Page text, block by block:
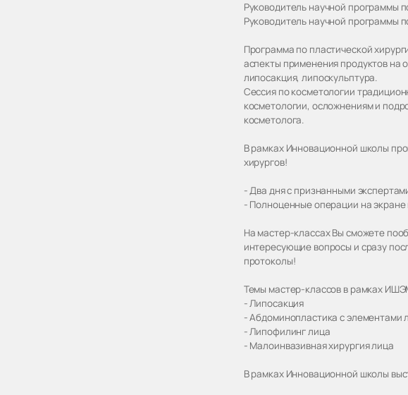
Руководитель научной программы
Руководитель научной программы
Программа по пластической
аспекты применения продуктов на
липосакция, липоскульптура.
Сессия по косметологии
косметологии, осложнениям и
косметолога.
В рамках Инновационной школы
хирургов!
- Два дня с признанными
- Полноценные операции на
На мастер-классах Вы сможете
интересующие вопросы и сразу
протоколы!
Темы мастер-классов в рамках
- Липосакция
- Абдоминопластика с элементами
- Липофилинг лица
- Малоинвазивная хирургия лица
В рамках Инновационной школы